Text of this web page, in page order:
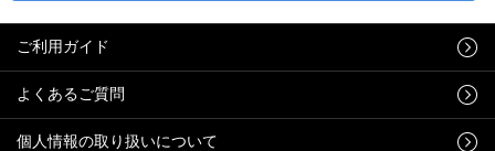
ご利用ガイド
よくあるご質問
個人情報の取り扱いについて